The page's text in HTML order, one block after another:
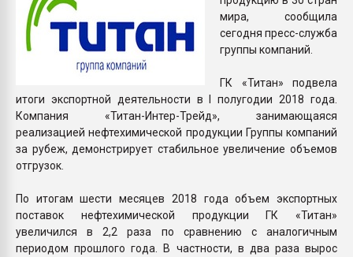
ПЕРЕЙТИ НА
мира, сообщила
сегодня пресс-служба
группы компаний.
ГК «Титан» подвела
итоги экспортной деятельности в I полугодии 2018 года.
Компания «Титан-Интер-Трейд», занимающаяся
реализацией нефтехимической продукции Группы компаний
за рубеж, демонстрирует стабильное увеличение объемов
отгрузок.
По итогам шести месяцев 2018 года объем экспортных
поставок нефтехимической продукции ГК «Титан»
увеличился в 2,2 раза по сравнению с аналогичным
периодом прошлого года. В частности, в два раза вырос